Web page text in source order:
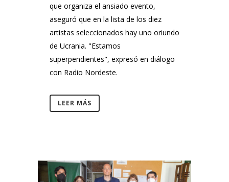
que organiza el ansiado evento,
aseguró que en la lista de los diez
artistas seleccionados hay uno oriundo
de Ucrania. "Estamos
superpendientes", expresó en diálogo
con Radio Nordeste.
LEER MÁS